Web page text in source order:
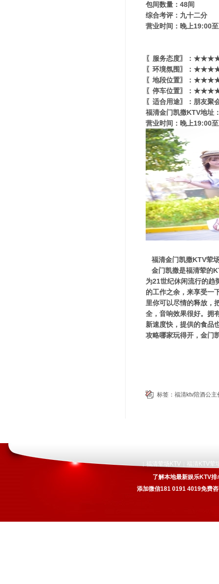
包间数量：48间
综合考评：九十二分
营业时间：晚上19:00
〖服务态度〗：
〖环境氛围〗：
〖地段位置〗：
〖停车位置〗：
〖适合用途〗：朋友聚
福清金门凯撒KTV地址
营业时间：晚上19:00
福清金门凯撒KTV荤
金门凯撒是福清荤的
为21世纪休闲流行的趋
的工作之余，来享受一
里你可以尽情的释放，
全，音响效果很好。拥
新速度快，提供的食品
攻略哪家玩得开，金门
标签： 福清ktv陪酒公
福清荤场KTV
福清KTV荤
了解本地最新娱乐KTV
添加微信181 0191 4019免费